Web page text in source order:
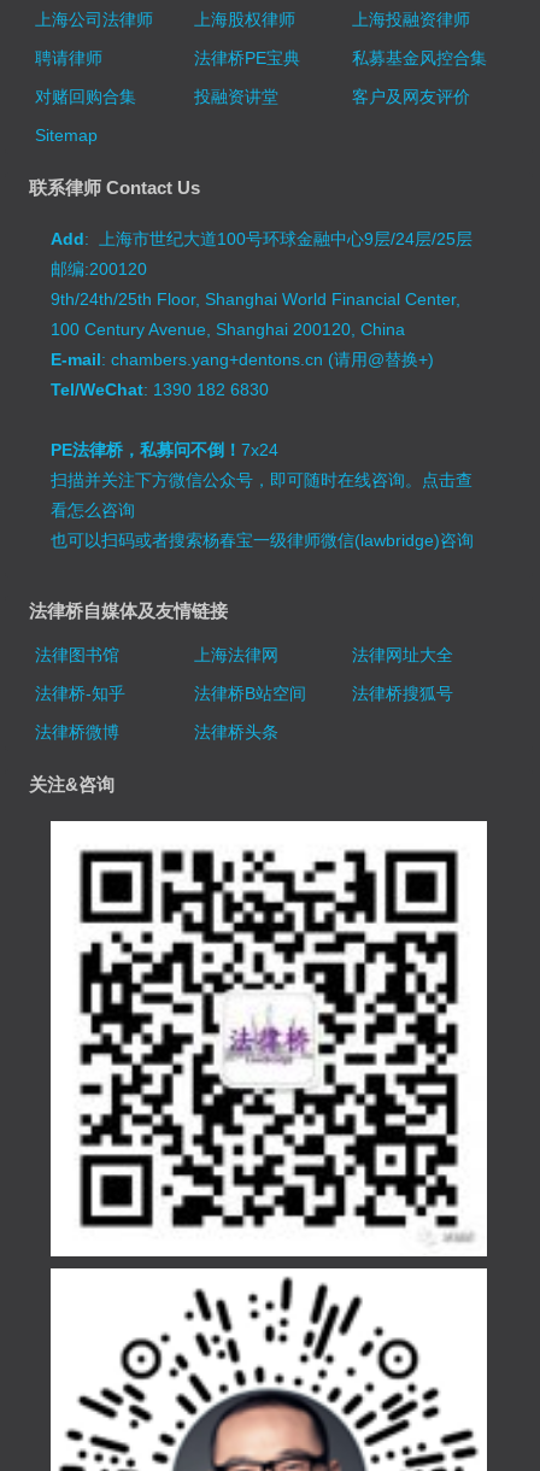
上海公司法律师
上海股权律师
上海投融资律师
聘请律师
法律桥PE宝典
私募基金风控合集
对赌回购合集
投融资讲堂
客户及网友评价
Sitemap
联系律师 Contact Us
Add: 上海市世纪大道100号环球金融中心9层/24层/25层
邮编:200120
9th/24th/25th Floor, Shanghai World Financial Center,
100 Century Avenue, Shanghai 200120, China
E-mail: chambers.yang+dentons.cn (请用@替换+)
Tel/WeChat: 1390 182 6830
PE法律桥，私募问不倒！7x24
扫描并关注下方微信公众号，即可随时在线咨询。 点击查
看怎么咨询
也可以扫码或者搜索杨春宝一级律师微信(lawbridge)咨询
法律桥自媒体及友情链接
法律图书馆 上海法律网
法律网址大全
法律桥-知乎
法律桥B站空间
法律桥搜狐号
法律桥微博
法律桥头条
关注&咨询